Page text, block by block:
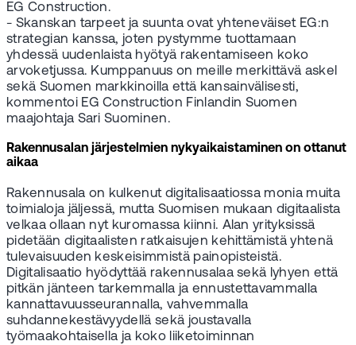
EG Construction.
- Skanskan tarpeet ja suunta ovat yhteneväiset EG:n
strategian kanssa, joten pystymme tuottamaan
yhdessä uudenlaista hyötyä rakentamiseen koko
arvoketjussa. Kumppanuus on meille merkittävä askel
sekä Suomen markkinoilla että kansainvälisesti,
kommentoi EG Construction Finlandin Suomen
maajohtaja Sari Suominen.
Rakennusalan järjestelmien nykyaikaistaminen on ottanut
aikaa
Rakennusala on kulkenut digitalisaatiossa monia muita
toimialoja jäljessä, mutta Suomisen mukaan digitaalista
velkaa ollaan nyt kuromassa kiinni. Alan yrityksissä
pidetään digitaalisten ratkaisujen kehittämistä yhtenä
tulevaisuuden keskeisimmistä painopisteistä.
Digitalisaatio hyödyttää rakennusalaa sekä lyhyen että
pitkän jänteen tarkemmalla ja ennustettavammalla
kannattavuusseurannalla, vahvemmalla
suhdannekestävyydellä sekä joustavalla
työmaakohtaisella ja koko liiketoiminnan